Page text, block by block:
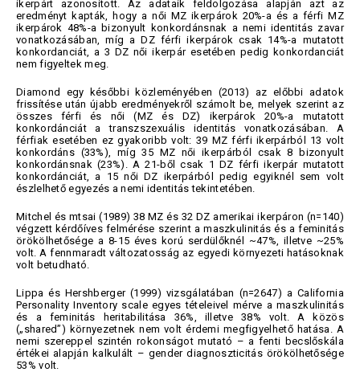
ikerpárt azonosított. Az adataik feldolgozása alapján azt az
eredményt kapták, hogy a női MZ ikerpárok 20%-a és a férfi MZ
ikerpárok 48%-a bizonyult konkordánsnak a nemi identitás zavar
vonatkozásában, míg a DZ férfi ikerpárok csak 14%-a mutatott
konkordanciát, a 3 DZ női ikerpár esetében pedig konkordanciát
nem figyeltek meg.
Diamond egy későbbi közleményében (2013) az előbbi adatok
frissítése után újabb eredményekről számolt be, melyek szerint az
összes férfi és női (MZ és DZ) ikerpárok 20%-a mutatott
konkordánciát a transzszexuális identitás vonatkozásában. A
férfiak esetében ez gyakoribb volt: 39 MZ férfi ikerpárból 13 volt
konkordáns (33%), míg 35 MZ női ikerpárból csak 8 bizonyult
konkordánsnak (23%). A 21-ből csak 1 DZ férfi ikerpár mutatott
konkordánciát, a 15 női DZ ikerpárból pedig egyiknél sem volt
észlelhető egyezés a nemi identitás tekintetében.
Mitchel és mtsai (1989) 38 MZ és 32 DZ amerikai ikerpáron (n=140)
végzett kérdőíves felmérése szerint a maszkulinitás és a feminitás
örökölhetősége a 8-15 éves korú serdülőknél ~47%, illetve ~25%
volt. A fennmaradt változatosság az egyedi környezeti hatásoknak
volt betudható.
Lippa és Hershberger (1999) vizsgálatában (n=2647) a California
Personality Inventory scale egyes tételeivel mérve a maszkulinitás
és a feminitás heritabilitása 36%, illetve 38% volt. A közös
(„shared”) környezetnek nem volt érdemi megfigyelhető hatása. A
nemi szereppel szintén rokonságot mutató – a fenti becslőskála
értékei alapján kalkulált – gender diagnoszticitás örökölhetősége
53% volt.